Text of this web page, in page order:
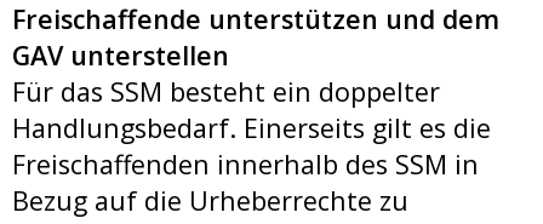
Freischaffende unterstützen und dem
GAV unterstellen
Für das SSM besteht ein doppelter
Handlungsbedarf. Einerseits gilt es die
Freischaffenden innerhalb des SSM in
Bezug auf die Urheberrechte zu